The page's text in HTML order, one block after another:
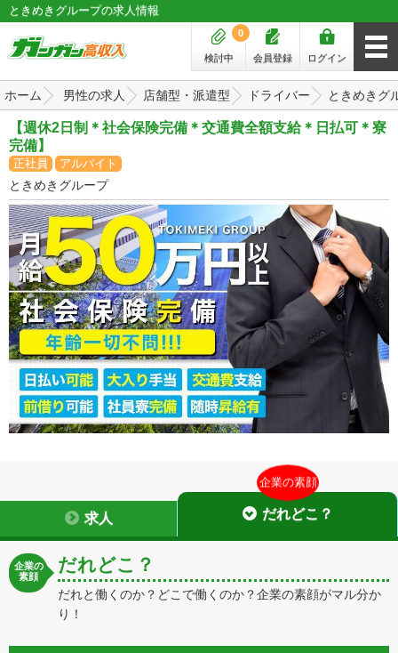
ときめきグループの求人情報
ログイン
会員登録
検討中
0
ホーム 男性の求人 店舗型・派遣型 ドライバー ときめきグ
【週休2日制＊社会保険完備＊交通費全額支給＊日払可＊寮
完備】
正社員 アルバイト
ときめきグループ
求人
企業の素顔
だれどこ？
企業の
素顔
だれどこ？
だれと働くのか？どこで働くのか？企業の素顔がマル分か
り！